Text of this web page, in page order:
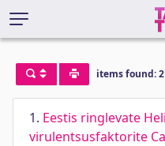
items found: 2
1. Eestis ringlevate
virulentsusfaktorite